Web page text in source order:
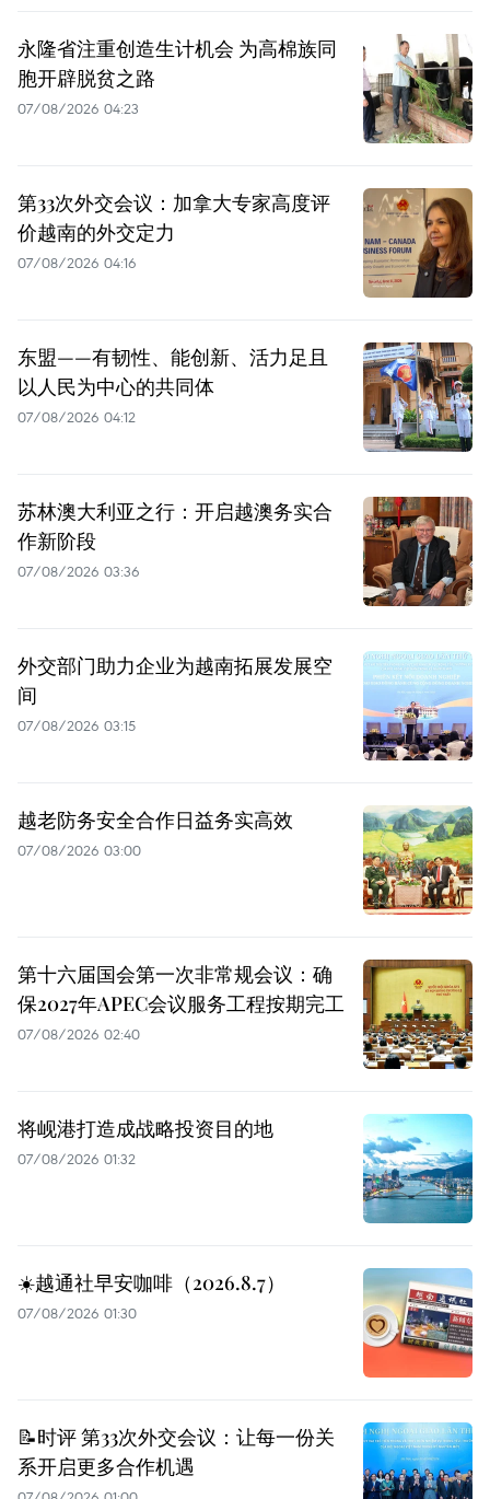
永隆省注重创造生计机会 为高棉族同
胞开辟脱贫之路
07/08/2026 04:23
第33次外交会议：加拿大专家高度评
价越南的外交定力
07/08/2026 04:16
东盟——有韧性、能创新、活力足且
以人民为中心的共同体
07/08/2026 04:12
苏林澳大利亚之行：开启越澳务实合
作新阶段
07/08/2026 03:36
外交部门助力企业为越南拓展发展空
间
07/08/2026 03:15
越老防务安全合作日益务实高效
07/08/2026 03:00
第十六届国会第一次非常规会议：确
保2027年APEC会议服务工程按期完工
07/08/2026 02:40
将岘港打造成战略投资目的地
07/08/2026 01:32
☀️越通社早安咖啡（2026.8.7）
07/08/2026 01:30
📝时评 第33次外交会议：让每一份关
系开启更多合作机遇